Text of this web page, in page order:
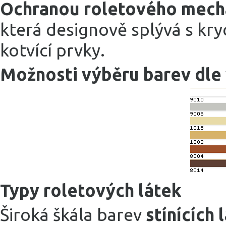
Ochranou roletového
která designově splývá s
kotvící prvky.
Možnosti výběru barev dle
Typy roletových látek
Široká škála barev stínících